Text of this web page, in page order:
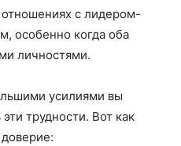
с лидером-
особенно когда оба
личностями.
усилиями вы
трудности. Вот как